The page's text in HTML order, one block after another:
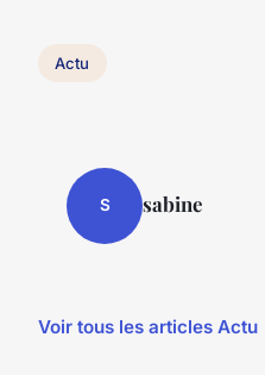
Actu
S sabine
Voir tous les articles Actu